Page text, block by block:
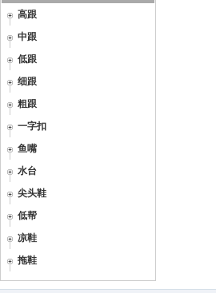
高跟
中跟
低跟
细跟
粗跟
一字扣
鱼嘴
水台
尖头鞋
低帮
凉鞋
拖鞋